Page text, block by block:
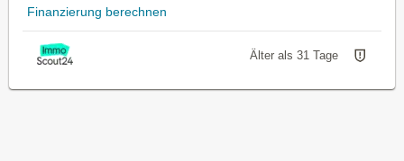
Finanzierung berechnen
Älter als 31 Tage